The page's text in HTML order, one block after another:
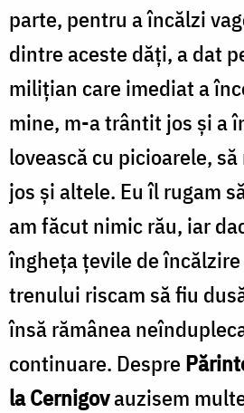
parte, pentru a încălzi
dintre aceste dăţi, a dat
miliţian care imediat a
mine, m-a trântit jos şi a
lovească cu picioarele,
jos şi altele. Eu îl rugam
am făcut nimic rău, iar
îngheţa ţevile de
trenului riscam să fiu
însă rămânea
continuare. Despre
la Cernigovauzisem